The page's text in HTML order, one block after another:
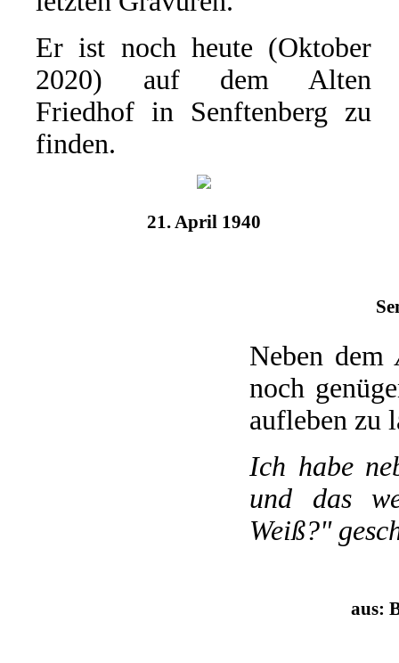
Er ist noch heute (Oktober
2020) auf dem Alten
Friedhof in Senftenberg zu
finden.
21. April 1940
Neben dem
noch
aufleben zu
Ich habe
und das
Weiß?"
aus: